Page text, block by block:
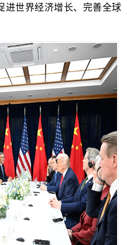
进世界经济增长、完善全球